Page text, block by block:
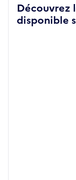
disponible